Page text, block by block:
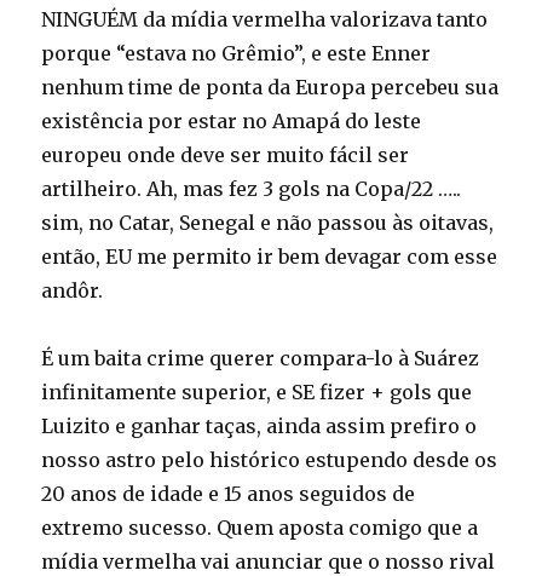
NINGUÉM da mídia vermelha valorizava tanto
porque “estava no Grêmio”, e este Enner
nenhum time de ponta da Europa percebeu sua
existência por estar no Amapá do leste
europeu onde deve ser muito fácil ser
artilheiro. Ah, mas fez 3 gols na Copa/22 …..
sim, no Catar, Senegal e não passou às oitavas,
então, EU me permito ir bem devagar com esse
andôr.
É um baita crime querer compara-lo à Suárez
infinitamente superior, e SE fizer + gols que
Luizito e ganhar taças, ainda assim prefiro o
nosso astro pelo histórico estupendo desde os
20 anos de idade e 15 anos seguidos de
extremo sucesso. Quem aposta comigo que a
mídia vermelha vai anunciar que o nosso rival